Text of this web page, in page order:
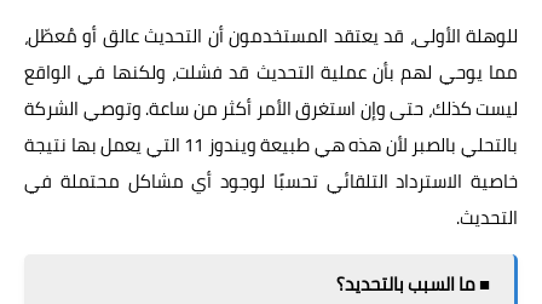
للوهلة الأولى، قد يعتقد المستخدمون أن التحديث عالق أو مُعطّل،
مما يوحي لهم بأن عملية التحديث قد فشلت، ولكنها في الواقع
ليست كذلك، حتى وإن استغرق الأمر أكثر من ساعة. وتوصي الشركة
بالتحلي بالصبر لأن هذه هي طبيعة ويندوز 11 التي يعمل بها نتيجة
خاصية الاسترداد التلقائي تحسبًا لوجود أي مشاكل محتملة في
التحديث.
■ ما السبب بالتحديد؟